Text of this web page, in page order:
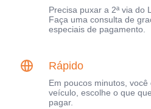
Precisa puxar a 2ª via do
Faça uma consulta de
especiais de pagamento.
Rápido
Em poucos minutos,
veículo, escolhe o que
pagar.